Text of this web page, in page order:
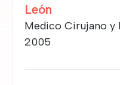
León
Medico Cirujano y
2005